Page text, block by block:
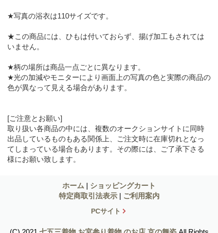
★写真の浴衣は110サイズです。
★この商品には、ひもは付いておらず、揚げ加工もされては
いません。
★柄の場所は商品一点ごとに異なります。
★光の加減やモニターにより画面上の写真の色と実際の商品の
色が異なって見える場合があります。
[ご注意とお願い]
取り扱い各商品の中には、複数のオークションサイトに同時
出品しているものもある関係上、ご注文時に在庫切れとなっ
てしまっている場合もあります。その際には、ご了承下さる
様にお願い致します。
ホーム | ショッピングカート
特定商取引法表示 | ご利用案内
PCサイト